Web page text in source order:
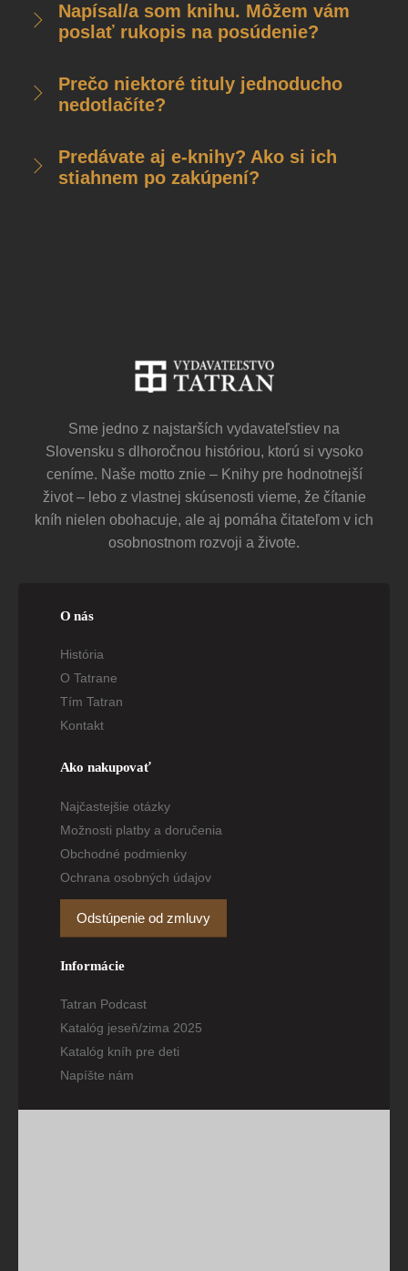
Napísal/a som knihu. Môžem vám
poslať rukopis na posúdenie?
Prečo niektoré tituly jednoducho
nedotlačíte?
Predávate aj e-knihy? Ako si ich
stiahnem po zakúpení?
Sme jedno z najstarších vydavateľstiev na
Slovensku s dlhoročnou históriou, ktorú si vysoko
ceníme. Naše motto znie – Knihy pre hodnotnejší
život – lebo z vlastnej skúsenosti vieme, že čítanie
kníh nielen obohacuje, ale aj pomáha čitateľom v ich
osobnostnom rozvoji a živote.
O nás
História
O Tatrane
Tím Tatran
Kontakt
Ako nakupovať
Najčastejšie otázky
Možnosti platby a doručenia
Obchodné podmienky
Ochrana osobných údajov
Odstúpenie od zmluvy
Informácie
Tatran Podcast
Katalóg jeseň/zima 2025
Katalóg kníh pre deti
Napíšte nám